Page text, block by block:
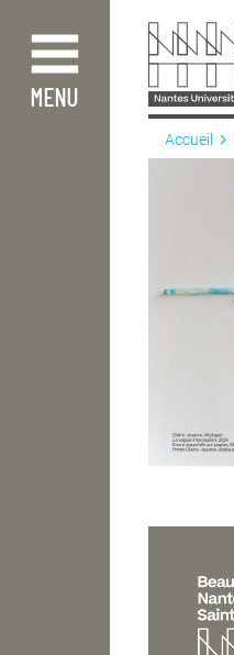
contenu
principal
MENU
Accueil